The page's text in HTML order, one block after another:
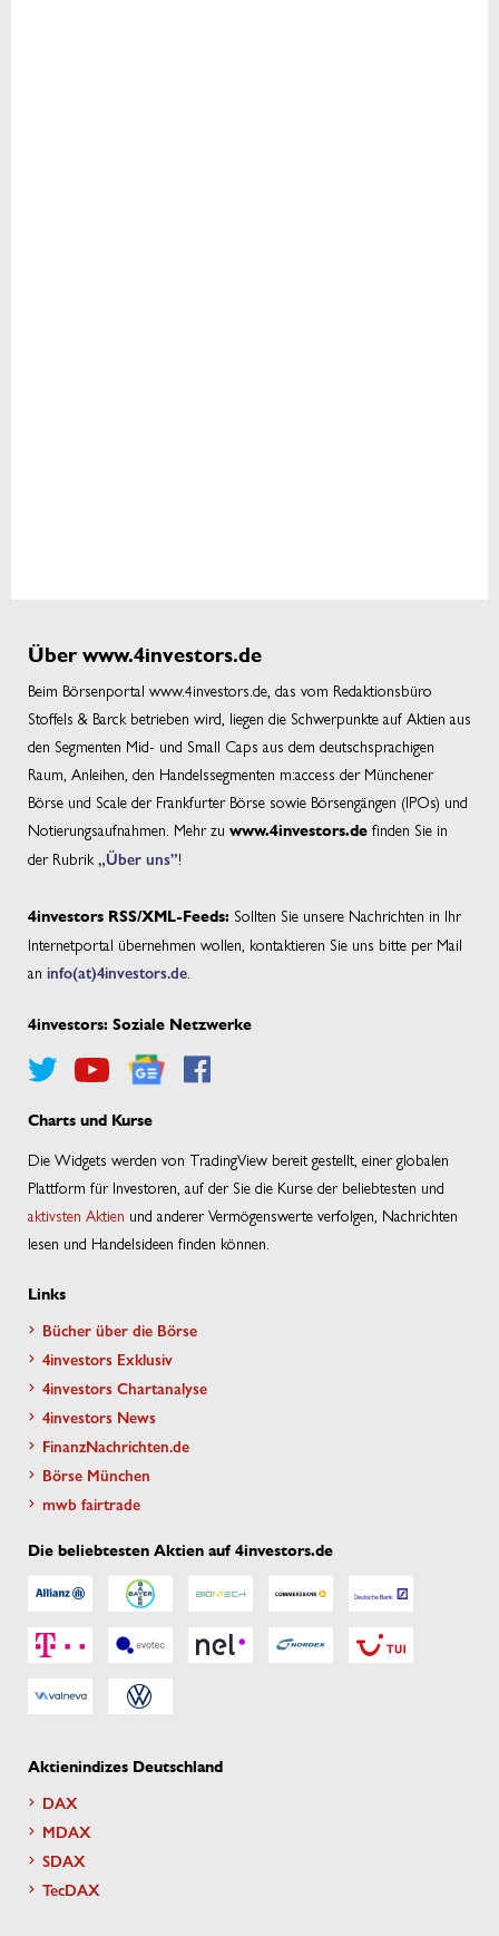
Über www.4investors.de
Beim Börsenportal www.4investors.de, das vom Redaktionsbüro
Stoffels & Barck betrieben wird, liegen die Schwerpunkte auf Aktien aus
den Segmenten Mid- und Small Caps aus dem deutschsprachigen
Raum, Anleihen, den Handelssegmenten m:access der Münchener
Börse und Scale der Frankfurter Börse sowie Börsengängen (IPOs) und
Notierungsaufnahmen. Mehr zu www.4investors.de finden Sie in
der Rubrik„Über uns”!
4investors RSS/XML-Feeds: Sollten Sie unsere Nachrichten in Ihr
Internetportal übernehmen wollen, kontaktieren Sie uns bitte per Mail
an info(at)4investors.de.
4investors: Soziale Netzwerke
Charts und Kurse
Die Widgets werden von TradingView bereit gestellt, einer globalen
Plattform für Investoren, auf der Sie die Kurse der beliebtesten und
aktivsten Aktien und anderer Vermögenswerte verfolgen, Nachrichten
lesen und Handelsideen finden können.
Links
Bücher über die Börse
4investors Exklusiv
4investors Chartanalyse
4investors News
FinanzNachrichten.de
Börse München
mwb fairtrade
Die beliebtesten Aktien auf 4investors.de
Aktienindizes Deutschland
DAX
MDAX
SDAX
TecDAX